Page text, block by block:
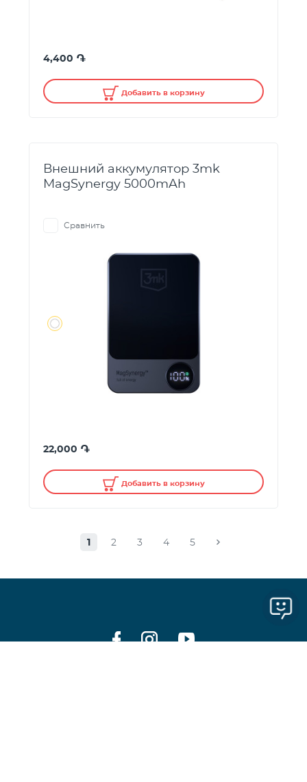
4,400 ֏
Добавить в корзину
Внешний аккумулятор 3mk
MagSynergy 5000mAh
Сравнить
22,000 ֏
Добавить в корзину
1 2 3 4 5